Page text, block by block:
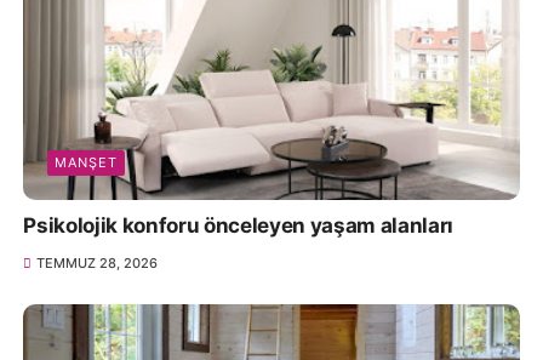
MANŞET
Psikolojik konforu önceleyen yaşam alanları
TEMMUZ 28, 2026